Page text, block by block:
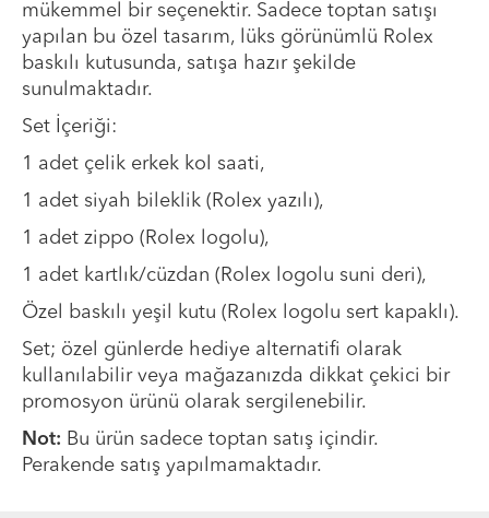
mükemmel bir seçenektir. Sadece toptan satışı
yapılan bu özel tasarım, lüks görünümlü Rolex
baskılı kutusunda, satışa hazır şekilde
sunulmaktadır.
Set İçeriği:
1 adet çelik erkek kol saati,
1 adet siyah bileklik (Rolex yazılı),
1 adet zippo (Rolex logolu),
1 adet kartlık/cüzdan (Rolex logolu suni deri),
Özel baskılı yeşil kutu (Rolex logolu sert kapaklı).
Set; özel günlerde hediye alternatifi olarak
kullanılabilir veya mağazanızda dikkat çekici bir
promosyon ürünü olarak sergilenebilir.
Not: Bu ürün sadece toptan satış içindir.
Perakende satış yapılmamaktadır.